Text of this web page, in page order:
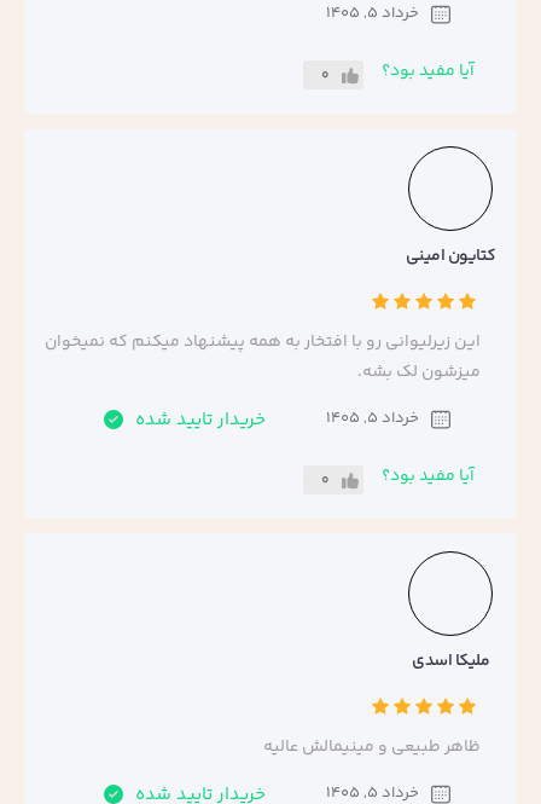
خرداد 5, 1405
آیا مفید بود؟ 0
کتایون امینی
این زیرلیوانی رو با افتخار به همه پیشنهاد میکنم که نمیخوان
میزشون لک بشه.
خرداد 5, 1405 خریدار تایید شده
آیا مفید بود؟ 0
ملیکا اسدی
ظاهر طبیعی و مینیمالش عالیه
خرداد 5, 1405 خریدار تایید شده